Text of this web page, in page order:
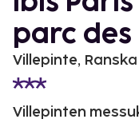
parc des
Villepinte, Ranska
Villepinten